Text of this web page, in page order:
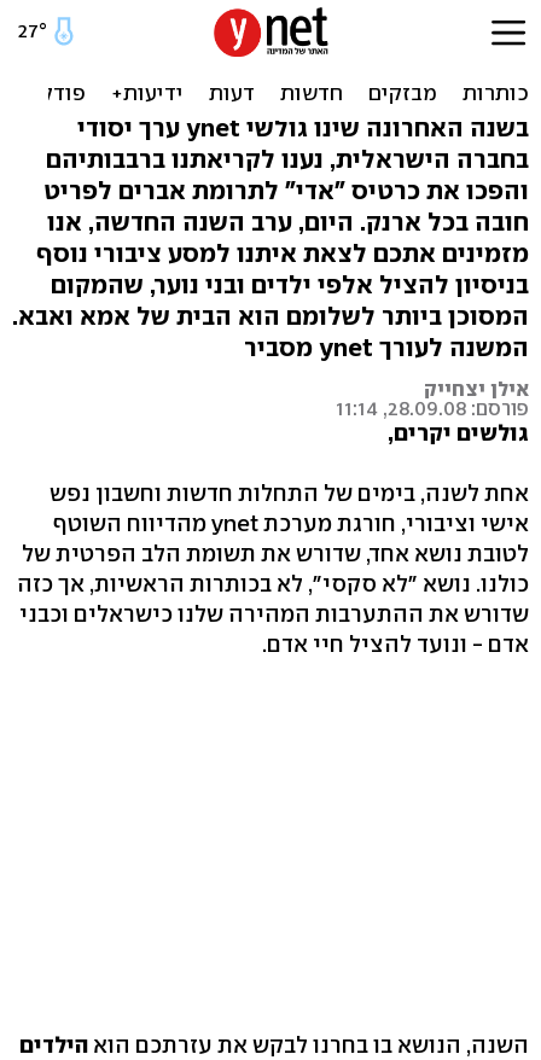
המטרה: משפחה ובית לכל ילד
בסיכון
בשנה האחרונה שינו גולשי ynet ערך יסודי
בחברה הישראלית, נענו לקריאתנו ברבבותיהם
והפכו את כרטיס "אדי" לתרומת אברים לפריט
חובה בכל ארנק. היום, ערב השנה החדשה, אנו
מזמינים אתכם לצאת איתנו למסע ציבורי נוסף
בניסיון להציל אלפי ילדים ובני נוער, שהמקום
המסוכן ביותר לשלומם הוא הבית של אמא ואבא.
המשנה לעורך ynet מסביר
אילן יצחייק
פורסם: 28.09.08, 11:14
גולשים יקרים,
אחת לשנה, בימים של התחלות חדשות וחשבון נפש
אישי וציבורי, חורגת מערכת ynet מהדיווח השוטף
לטובת נושא אחד, שדורש את תשומת הלב הפרטית של
כולנו. נושא "לא סקסי", לא בכותרות הראשיות, אך כזה
שדורש את ההתערבות המהירה שלנו כישראלים וכבני
אדם - ונועד להציל חיי אדם.
השנה, הנושא בו בחרנו לבקש את עזרתכם הוא הילדים